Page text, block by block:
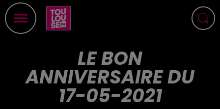
LE BON
ANNIVERSAIRE DU
17-05-2021